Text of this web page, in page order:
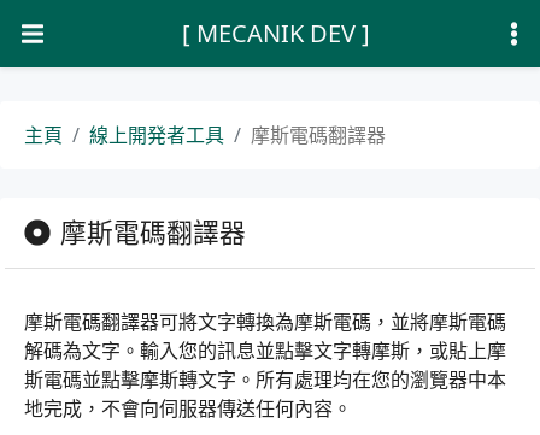
[ MECANIK DEV ]
主頁 線上開発者工具 摩斯電碼翻譯器
摩斯電碼翻譯器
摩斯電碼翻譯器可將文字轉換為摩斯電碼，並將摩斯電碼
解碼為文字。輸入您的訊息並點擊文字轉摩斯，或貼上摩
斯電碼並點擊摩斯轉文字。所有處理均在您的瀏覽器中本
地完成，不會向伺服器傳送任何內容。